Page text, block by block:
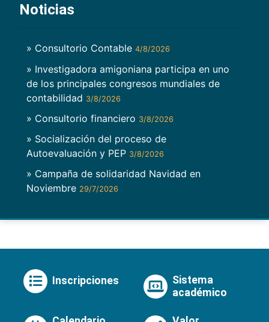
Noticias
» Consultorio Contable 4/8/2026
» Investigadora amigoniana participa en uno
de los principales congresos mundiales de
contabilidad 3/8/2026
» Consultorio financiero 3/8/2026
» Socialización del proceso de
Autoevaluación y PEP 3/8/2026
» Campaña de solidaridad Navidad en
Noviembre 29/7/2026
Inscripciones
Sistema
académico